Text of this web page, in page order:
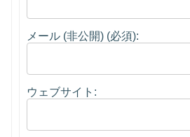
メール (非公開) (必須):
ウェブサイト: